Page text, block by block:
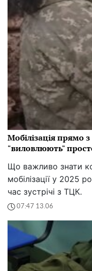
Мобілізація прямо
"виловлюють"
Що важливо знати
мобілізації у 2025
час зустрічі з ТЦК.
07:47 13.06